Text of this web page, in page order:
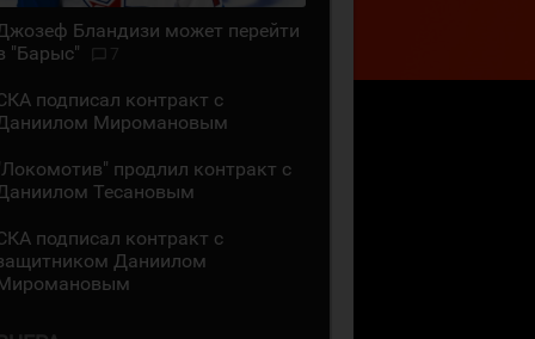
Бландизи может перейти
"Барыс"
7
подписал контракт с
Миромановым
продлил контракт с
Тесановым
подписал контракт с
Даниилом